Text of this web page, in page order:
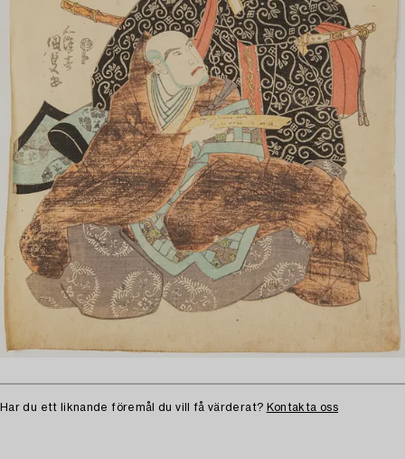
Har du ett liknande föremål du vill få värderat? Kontakta oss